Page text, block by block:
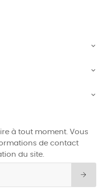



à tout moment. Vous
de contact
du site.